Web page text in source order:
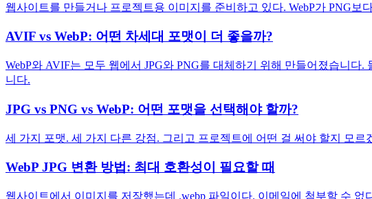
웹사이트를 만들거나 프로젝트용 이미지를 준비하고 있다. WebP가 PNG
AVIF vs WebP: 어떤 차세대 포맷이 더 좋을까?
WebP와 AVIF는 모두 웹에서 JPG와 PNG를 대체하기 위해 만들어졌습니
니다.
JPG vs PNG vs WebP: 어떤 포맷을 선택해야 할까?
세 가지 포맷. 세 가지 다른 강점. 그리고 프로젝트에 어떤 걸 써야 할지 모르
WebP JPG 변환 방법: 최대 호환성이 필요할 때
웹사이트에서 이미지를 저장했는데 .webp 파일이다. 이메일에 첨부할 수